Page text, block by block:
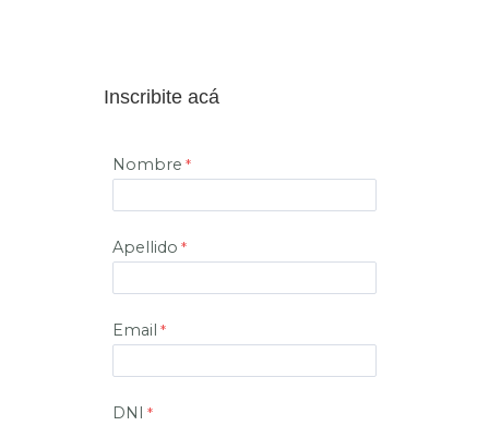
Inscribite acá
Nombre
Apellido
Email
DNI